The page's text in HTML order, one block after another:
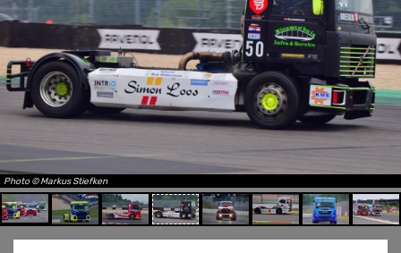
Photo © Markus Stiefken